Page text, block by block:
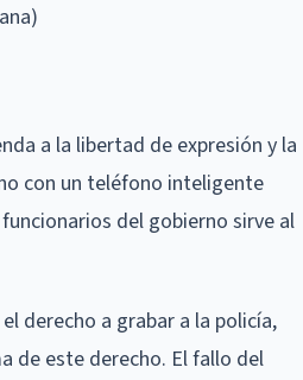
a la libertad de expresión y la
con un teléfono inteligente
del gobierno sirve al
derecho a grabar a la policía,
de este derecho. El fallo del